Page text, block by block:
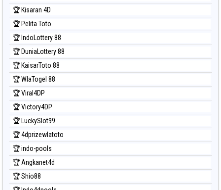
🏆 Kisaran 4D
🏆 Pelita Toto
🏆 IndoLottery 88
🏆 DuniaLottery 88
🏆 KaisarToto 88
🏆 WlaTogel 88
🏆 Viral4DP
🏆 Victory4DP
🏆 LuckySlot99
🏆 4dprizewlatoto
🏆 indo-pools
🏆 Angkanet4d
🏆 Shio88